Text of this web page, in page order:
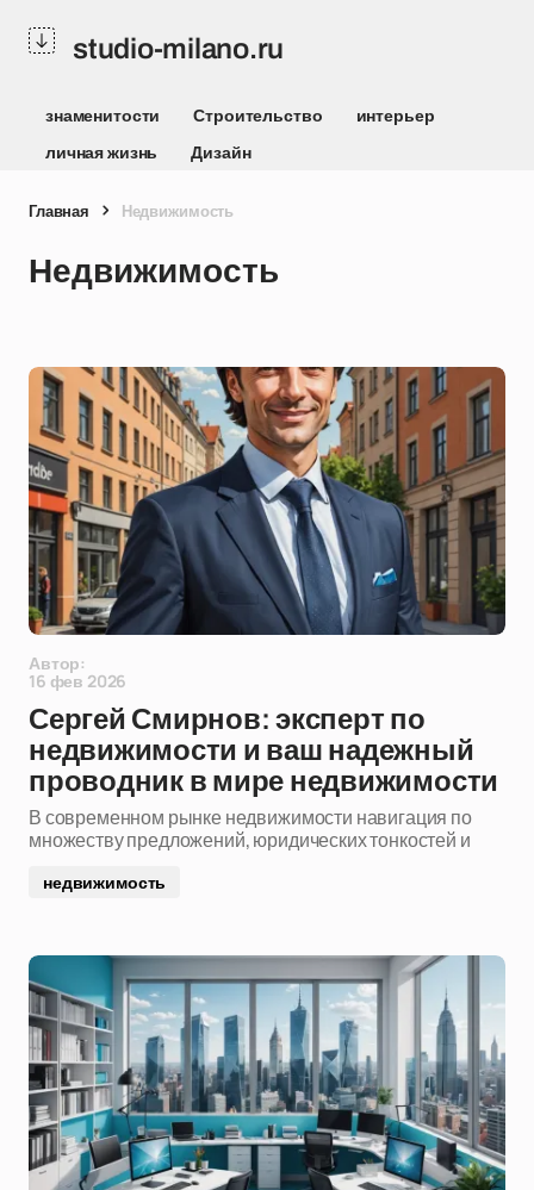
studio-milano.ru
знаменитости Строительство
интерьер
личная жизнь
Дизайн
Главная Недвижимость
Недвижимость
Автор:
16 фев 2026
Сергей Смирнов: эксперт по
недвижимости и ваш надежный
проводник в мире недвижимости
В современном рынке недвижимости навигация по
множеству предложений, юридических тонкостей и
недвижимость